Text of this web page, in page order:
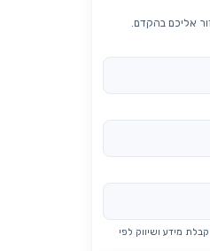
אליכם בהקדם.
מידע ושיווק לפי